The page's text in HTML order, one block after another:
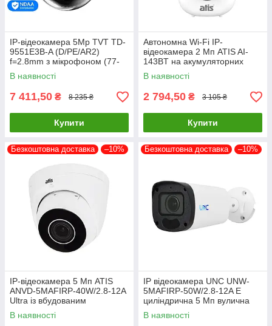
IP-відеокамера 5Mp TVT TD-
9551E3B-A (D/PE/AR2)
f=2.8mm з мікрофоном (77-
00341)
В наявності
7 411,50 ₴ 8 235 ₴
Купити
Автономна Wi-Fi IP-
відеокамера 2 Мп ATIS AI-
143BT на акумуляторних
батареях з підтримкою Tuya
Smart
В наявності
2 794,50 ₴ 3 105 ₴
Купити
Безкоштовна доставка –10%
IP-відеокамера 5 Мп ATIS
ANVD-5MAFIRP-40W/2.8-12A
Ultra із вбудованим
мікрофоном для системи
В наявності
Безкоштовна доставка –10%
IP відеокамера UNC UNW-
5MAFIRP-50W/2.8-12A E
циліндрична 5 Мп вулична
для відеоспостереження з
моторизованим об'єктивом
В наявності